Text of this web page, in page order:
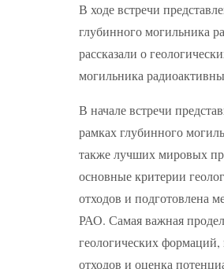
В ходе встречи
глубинного могильника
рассказали о
могильника
В начале встречи
рамках глубинного
также лучших мировых
основные критерии
отходов и подготовлена
РАО. Самая важная
геологических
отходов и оценка